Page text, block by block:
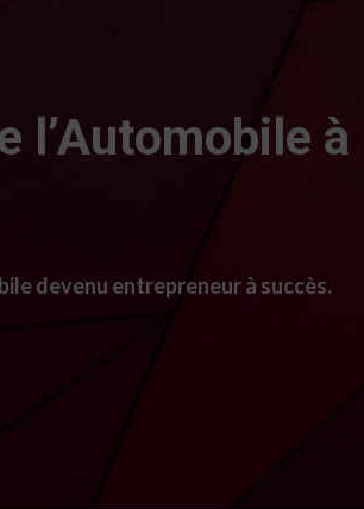
l’Automobile à
devenu entrepreneur à succès.